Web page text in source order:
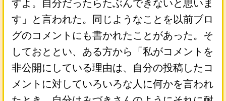
すよ。自分だったらたぶんできないと思いま
す」と言われた。同じようなことを以前ブロ
グのコメントにも書かれたことがあった。そ
しておととい、ある方から「私がコメントを
非公開にしている理由は、自分の投稿したコ
メントに対していろいろな人に何かを言われ